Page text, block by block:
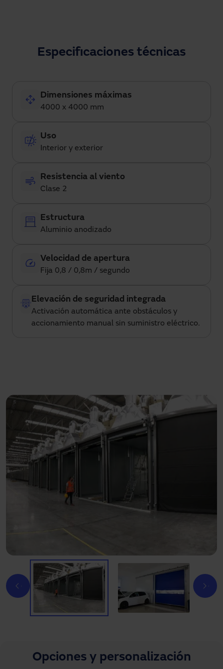
Especificaciones técnicas
Dimensiones máximas
4000 x 4000 mm
Uso
Interior y exterior
Resistencia al viento
Clase 2
Estructura
Aluminio anodizado
Velocidad de apertura
Fija 0,8 / 0,8m / segundo
Elevación de seguridad integrada
Activación automática ante obstáculos y
accionamiento manual sin suministro eléctrico.
Opciones y personalización